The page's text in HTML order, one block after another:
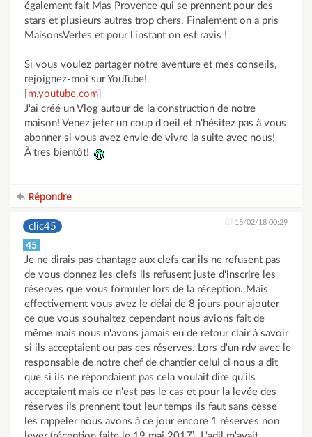
également fait Mas Provence qui se prennent pour des
stars et plusieurs autres trop chers. Finalement on a pris
MaisonsVertes et pour l'instant on est ravis !
Si vous voulez partager notre aventure et mes conseils,
rejoignez-moi sur YouTube!
m.youtube.com
J'ai créé un Vlog autour de la construction de notre
maison! Venez jeter un coup d'oeil et n'hésitez pas à vous
abonner si vous avez envie de vivre la suite avec nous!
À tres bientôt!
Répondre
clic45 15/02/18 00:29
45
Je ne dirais pas chantage aux clefs car ils ne refusent pas
de vous donnez les clefs ils refusent juste d'inscrire les
réserves que vous formuler lors de la réception. Mais
effectivement vous avez le délai de 8 jours pour ajouter
ce que vous souhaitez cependant nous avions fait de
même mais nous n'avons jamais eu de retour clair à savoir
si ils acceptaient ou pas ces réserves. Lors d'un rdv avec le
responsable de notre chef de chantier celui ci nous a dit
que si ils ne répondaient pas cela voulait dire qu'ils
acceptaient mais ce n'est pas le cas et pour la levée des
réserves ils prennent tout leur temps ils faut sans cesse
les rappeler nous avons à ce jour encore 1 réserves non